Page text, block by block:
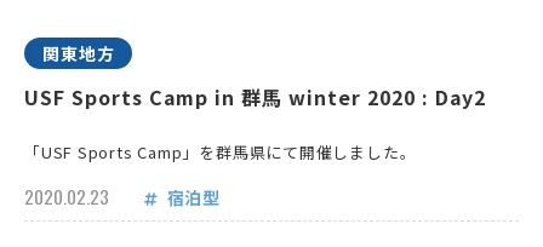
関東地方
USF Sports Camp in 群馬 winter 2020 : Day2
「USF Sports Camp」を群馬県にて開催しました。
2020.02.23 宿泊型